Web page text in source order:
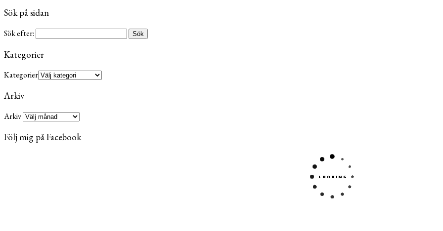
Sök på sidan
Sök efter:
Kategorier
Kategorier
Arkiv
Arkiv
Följ mig på Facebook